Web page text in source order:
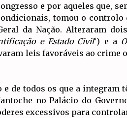
e por aqueles que,
tomou o controlo
da Nação. Alteraram
e Estado Civil‘) e a
leis favoráveis ao crime
de todos os que a
no Palácio do
excessivos para